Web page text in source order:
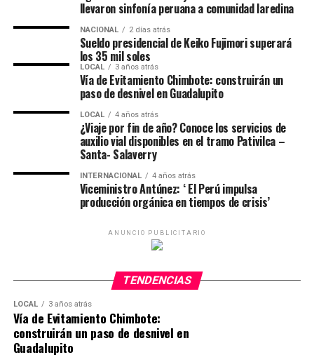
llevaron sinfonía peruana a comunidad laredina
NACIONAL 2 días atrás
Sueldo presidencial de Keiko Fujimori superará
los 35 mil soles
LOCAL 3 años atrás
Vía de Evitamiento Chimbote: construirán un
paso de desnivel en Guadalupito
LOCAL 4 años atrás
¿Viaje por fin de año? Conoce los servicios de
auxilio vial disponibles en el tramo Pativilca –
Santa- Salaverry
INTERNACIONAL 4 años atrás
Viceministro Antúnez: ‘ El Perú impulsa
producción orgánica en tiempos de crisis’
ANUNCIO PUBLICITARIO
TENDENCIAS
LOCAL 3 años atrás
Vía de Evitamiento Chimbote:
construirán un paso de desnivel en
Guadalupito